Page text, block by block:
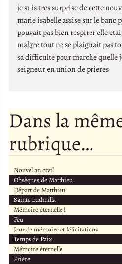
je suis tres surprise de cette
marie isabelle assise sur le banc
pouvait pas bien respirer elle
malgre tout ne se plaignait pas
sa difficulte pour marche quelle
seigneur en union de prieres
Dans la
rubrique…
Nouvel an civil
Obsèques de Matthieu
Départ de Matthieu
Sainte Ludmilla
Mémoire éternelle !
Feu
Jour de mémoire et félicitations
Temps de Paix
Mémoire éternelle
Prière